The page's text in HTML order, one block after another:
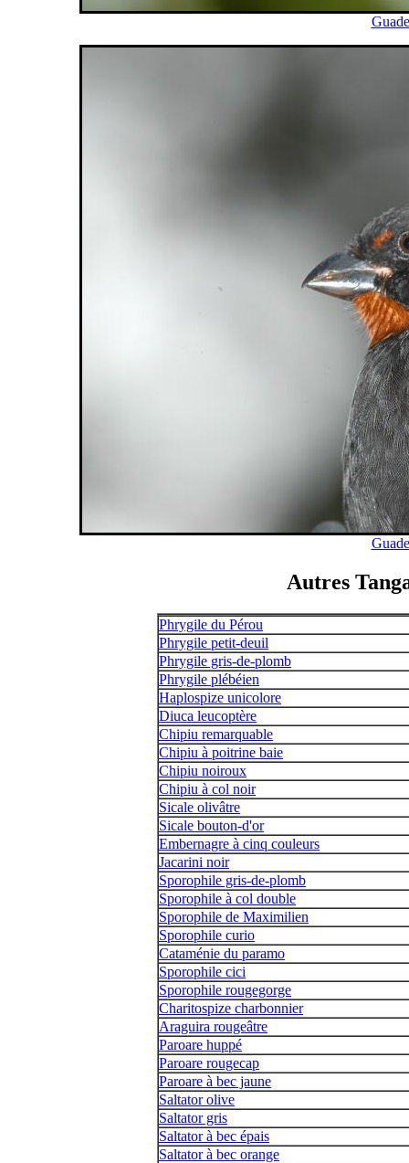
Autres
Phrygile du Pérou
Phrygile petit-deuil
Phrygile gris-de-plomb
Phrygile plébéien
Haplospize unicolore
Diuca leucoptère
Chipiu remarquable
Chipiu à poitrine baie
Chipiu noiroux
Chipiu à col noir
Sicale olivâtre
Sicale bouton-d'or
Embernagre à cinq couleurs
Jacarini noir
Sporophile gris-de-plomb
Sporophile à col double
Sporophile de Maximilien
Sporophile curio
Cataménie du paramo
Sporophile cici
Sporophile rougegorge
Charitospize charbonnier
Araguira rougeâtre
Paroare huppé
Paroare rougecap
Paroare à bec jaune
Saltator olive
Saltator gris
Saltator à bec épais
Saltator à bec orange